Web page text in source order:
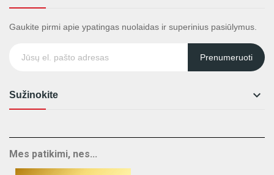
Gaukite pirmi apie ypatingas nuolaidas ir superinius pasiūlymus.
Prenumeruoti
Sužinokite 
Mes patikimi, nes...